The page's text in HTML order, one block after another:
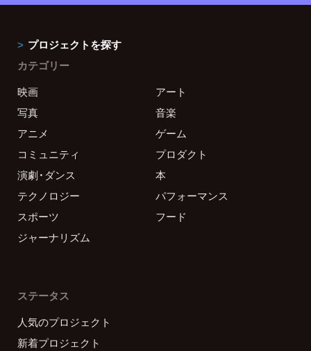
プロジェクトを探す
カテゴリー
映画
アート
写真
音楽
アニメ
ゲーム
コミュニティ
プロダクト
演劇・ダンス
本
テクノロジー
パフォーマンス
スポーツ
フード
ジャーナリズム
ステータス
人気のプロジェクト
新着プロジェクト